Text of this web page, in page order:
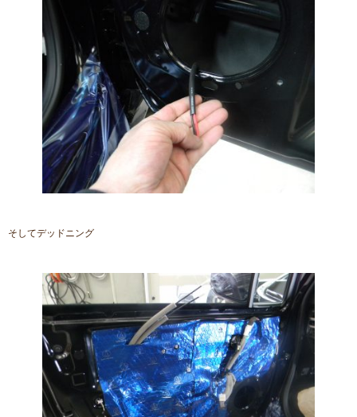
そしてデッドニング